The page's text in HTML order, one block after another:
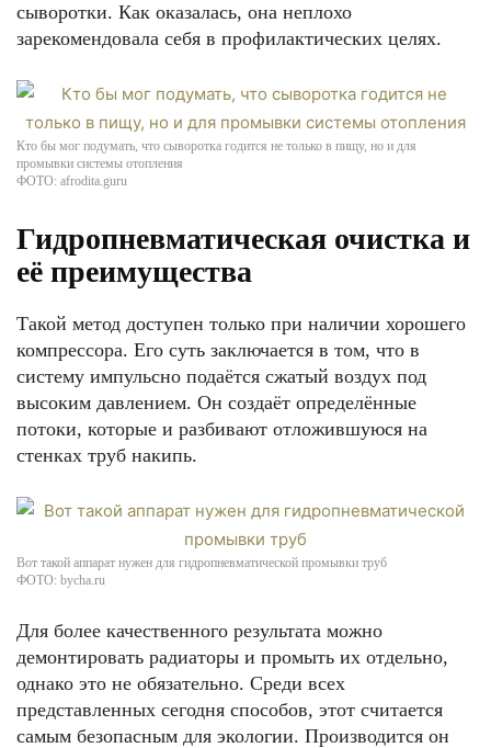
сыворотки. Как оказалась, она неплохо
зарекомендовала себя в профилактических целях.
Кто бы мог подумать, что сыворотка годится не только в пищу, но и для
промывки системы отопления
ФОТО: afrodita.guru
Гидропневматическая очистка и
её преимущества
Такой метод доступен только при наличии хорошего
компрессора. Его суть заключается в том, что в
систему импульсно подаётся сжатый воздух под
высоким давлением. Он создаёт определённые
потоки, которые и разбивают отложившуюся на
стенках труб накипь.
Вот такой аппарат нужен для гидропневматической промывки труб
ФОТО: bycha.ru
Для более качественного результата можно
демонтировать радиаторы и промыть их отдельно,
однако это не обязательно. Среди всех
представленных сегодня способов, этот считается
самым безопасным для экологии. Производится он